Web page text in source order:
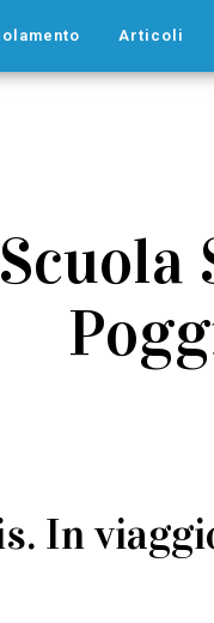
Articoli
Scuola
In